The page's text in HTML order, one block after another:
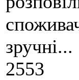
зручні...
2553